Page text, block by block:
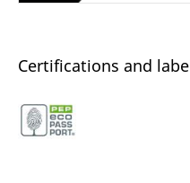
Certifications and